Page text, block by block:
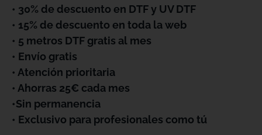
• 30% de descuento en DTF y UV DTF
• 15% de descuento en toda la web
• 5 metros DTF gratis al mes
• Envío gratis
• Atención prioritaria
• Ahorras 25€ cada mes
•Sin permanencia
• Exclusivo para profesionales como tú